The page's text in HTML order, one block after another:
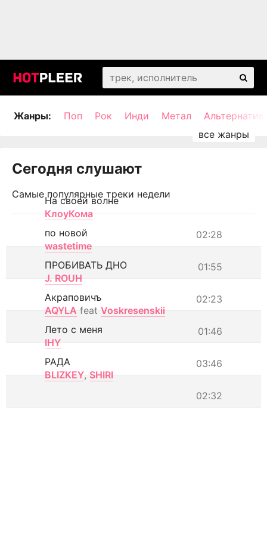
Жанры: Поп Рок Инди Метал
Сегодня слушают
Самые популярные треки недели
На своей волне
КлоуКома
02:28
по новой
wastetime
01:55
ПРОБИВАТЬ ДНО
J. ROUH
02:23
Акраповичъ
AQYLA feat Voskresenskii
01:46
Лето с меня
IHY
03:46
РАДА
BLIZKEY, SHIRI
02:32